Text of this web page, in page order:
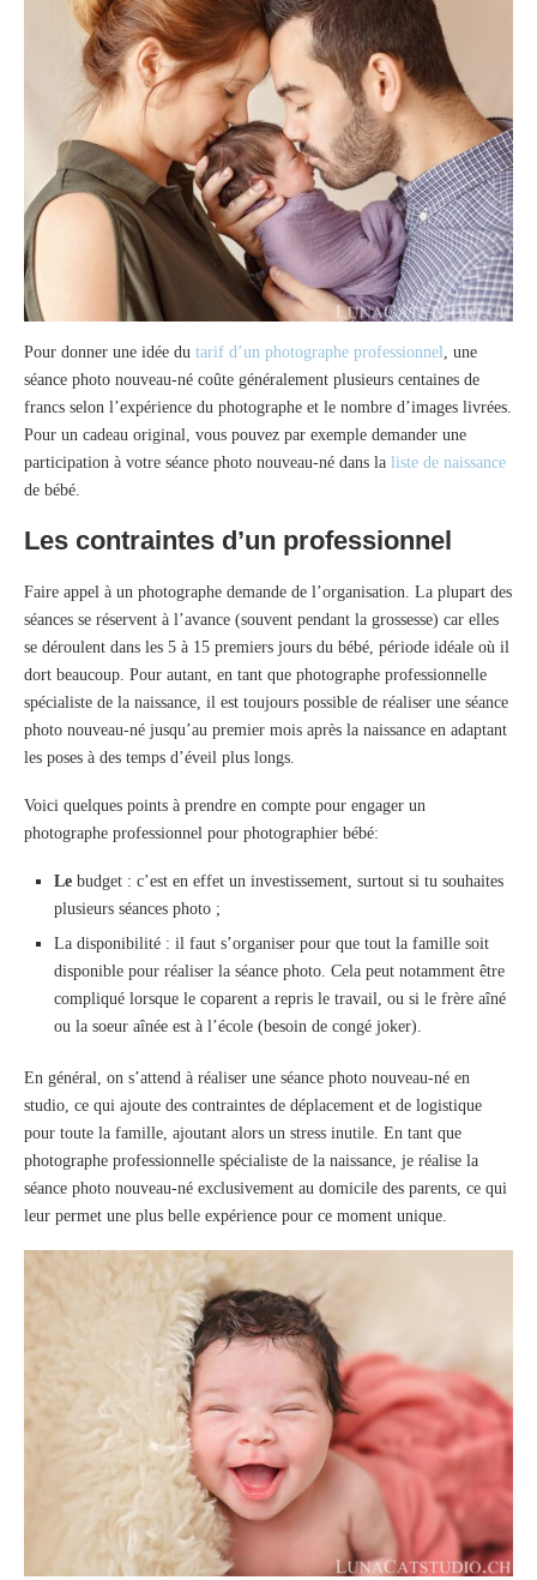
Pour donner une idée du tarif d’un photographe professionnel, une
séance photo nouveau-né coûte généralement plusieurs centaines de
francs selon l’expérience du photographe et le nombre d’images livrées.
Pour un cadeau original, vous pouvez par exemple demander une
participation à votre séance photo nouveau-né dans la liste de naissance
de bébé.
Les contraintes d’un professionnel
Faire appel à un photographe demande de l’organisation. La plupart des
séances se réservent à l’avance (souvent pendant la grossesse) car elles
se déroulent dans les 5 à 15 premiers jours du bébé, période idéale où il
dort beaucoup. Pour autant, en tant que photographe professionnelle
spécialiste de la naissance, il est toujours possible de réaliser une séance
photo nouveau-né jusqu’au premier mois après la naissance en adaptant
les poses à des temps d’éveil plus longs.
Voici quelques points à prendre en compte pour engager un
photographe professionnel pour photographier bébé:
Le budget : c’est en effet un investissement, surtout si tu souhaites
plusieurs séances photo ;
La disponibilité : il faut s’organiser pour que tout la famille soit
disponible pour réaliser la séance photo. Cela peut notamment être
compliqué lorsque le coparent a repris le travail, ou si le frère aîné
ou la soeur aînée est à l’école (besoin de congé joker).
En général, on s’attend à réaliser une séance photo nouveau-né en
studio, ce qui ajoute des contraintes de déplacement et de logistique
pour toute la famille, ajoutant alors un stress inutile. En tant que
photographe professionnelle spécialiste de la naissance, je réalise la
séance photo nouveau-né exclusivement au domicile des parents, ce qui
leur permet une plus belle expérience pour ce moment unique.